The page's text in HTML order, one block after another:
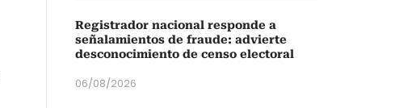
Registrador nacional responde a
señalamientos de fraude: advierte
desconocimiento de censo electoral
06/08/2026